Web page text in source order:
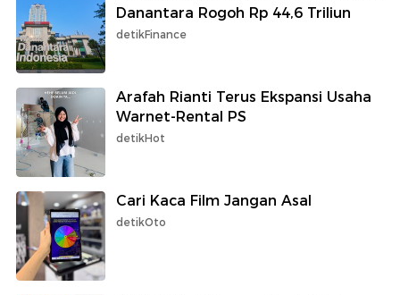
Danantara Rogoh Rp 44,6 Triliun
detikFinance
Arafah Rianti Terus Ekspansi Usaha
Warnet-Rental PS
detikHot
Cari Kaca Film Jangan Asal
detikOto